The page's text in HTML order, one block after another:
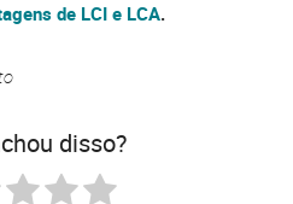
de LCI e LCA.
disso?